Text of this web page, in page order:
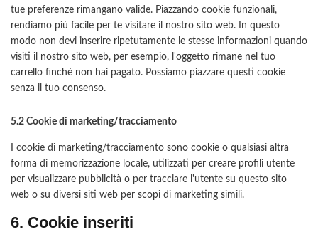
tue preferenze rimangano valide. Piazzando cookie funzionali,
rendiamo più facile per te visitare il nostro sito web. In questo
modo non devi inserire ripetutamente le stesse informazioni quando
visiti il nostro sito web, per esempio, l'oggetto rimane nel tuo
carrello finché non hai pagato. Possiamo piazzare questi cookie
senza il tuo consenso.
5.2 Cookie di marketing/tracciamento
I cookie di marketing/tracciamento sono cookie o qualsiasi altra
forma di memorizzazione locale, utilizzati per creare profili utente
per visualizzare pubblicità o per tracciare l'utente su questo sito
web o su diversi siti web per scopi di marketing simili.
6. Cookie inseriti